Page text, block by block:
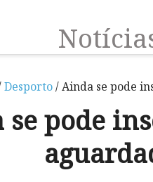
Desporto/ Ainda se pode
se pode